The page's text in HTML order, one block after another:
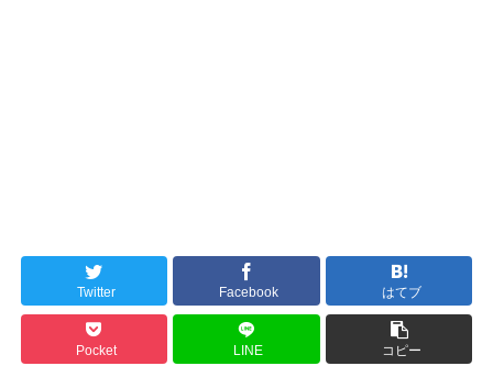
Twitter Facebook はてブ
Pocket LINE コピー